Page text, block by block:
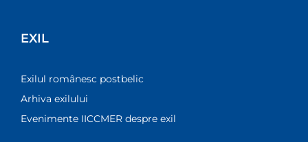
EXIL
Exilul românesc postbelic
Arhiva exilului
Evenimente IICCMER despre exil